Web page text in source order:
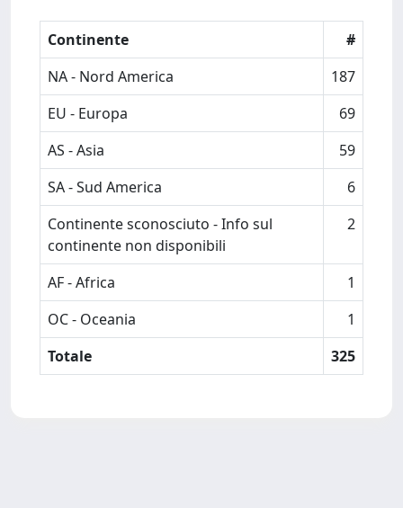
Continente
#
NA - Nord America
187
EU - Europa
69
AS - Asia
59
SA - Sud America
6
Continente sconosciuto - Info sul
continente non disponibili
2
AF - Africa
1
OC - Oceania
1
Totale
325